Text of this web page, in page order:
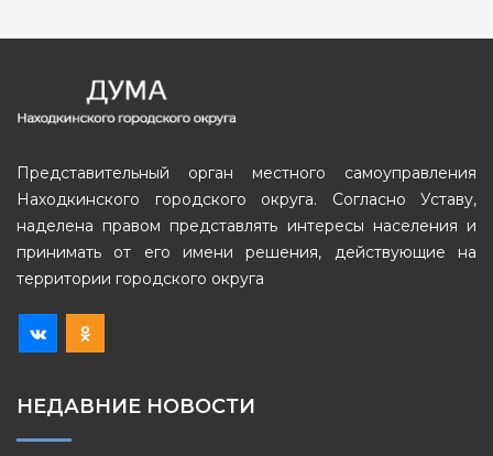
Представительный орган местного самоуправления
Находкинского городского округа. Согласно Уставу,
наделена правом представлять интересы населения и
принимать от его имени решения, действующие на
территории городского округа
НЕДАВНИЕ НОВОСТИ